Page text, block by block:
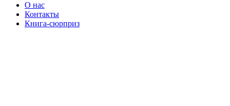
О нас
Контакты
Книга-сюрприз